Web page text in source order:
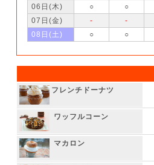
06日(木)
○ ○
07日(金)
- -
08日(土)
○ ○
フレンチドーナツ
ワッフルコーン
マカロン